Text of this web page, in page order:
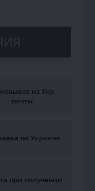
из Укр
почты
по Украине
при получении